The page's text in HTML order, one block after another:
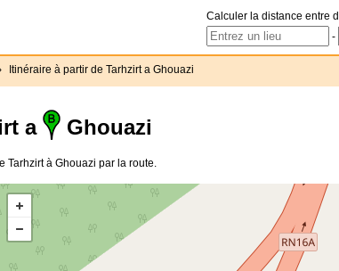
Calculer la distance entre
-
Itinéraire à partir de Tarhzirt a Ghouazi
a Ghouazi
Tarhzirt à Ghouazi par la route.